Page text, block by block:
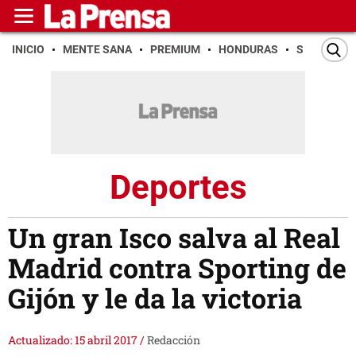
INICIO MENTE SANA PREMIUM HONDURAS SAN PEDRO
Deportes
Un gran Isco salva al Real
Madrid contra Sporting de
Gijón y le da la victoria
Actualizado: 15 abril 2017/Redacción